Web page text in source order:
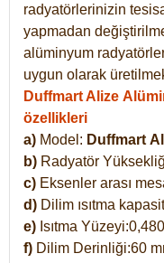
radyatörlerinizin
yapmadan
alüminyum
uygun olarak
Duffmart Alize
özellikleri
a) Model: Duffmart
b) Radyatör
c) Eksenler arası
d) Dilim ısıtma
e) Isıtma
f) Dilim Derinliği:60